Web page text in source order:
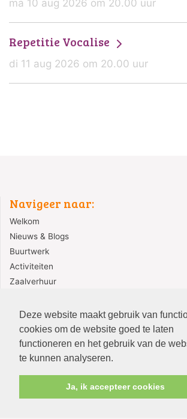
Deze website maakt gebruik van
cookies om de website goed te laten
functioneren en het gebruik van de
te kunnen analyseren.
Ja, ik accepteer cookies
ma 10 aug 2026 om 20.00 uur
Repetitie Vocalise
di 11 aug 2026 om 20.00 uur
Navigeer naar:
Welkom
Nieuws & Blogs
Buurtwerk
Activiteiten
Zaalverhuur